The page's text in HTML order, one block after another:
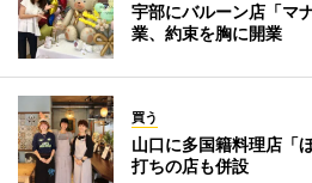
宇部にバルーン店「マ
業、約束を胸に開業
買う
山口に多国籍料理店「
打ちの店も併設